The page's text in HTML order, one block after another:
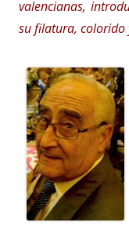
valencianas,
su filatura, colorido